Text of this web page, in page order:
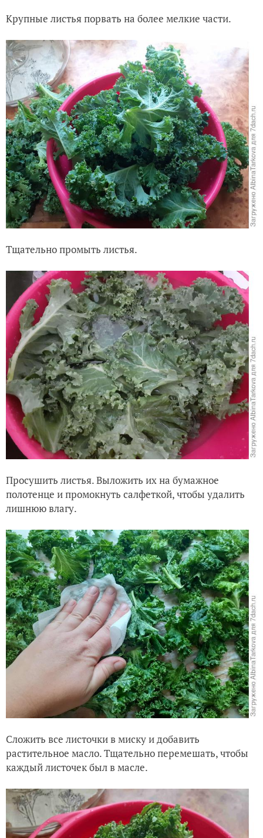
Крупные листья порвать на более мелкие части.
Тщательно промыть листья.
Просушить листья. Выложить их на бумажное
полотенце и промокнуть салфеткой, чтобы удалить
лишнюю влагу.
Сложить все листочки в миску и добавить
растительное масло. Тщательно перемешать, чтобы
каждый листочек был в масле.